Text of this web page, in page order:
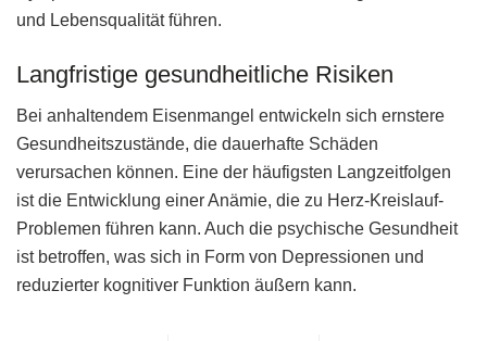
und Lebensqualität führen.
Langfristige gesundheitliche Risiken
Bei anhaltendem Eisenmangel entwickeln sich ernstere
Gesundheitszustände, die dauerhafte Schäden
verursachen können. Eine der häufigsten Langzeitfolgen
ist die Entwicklung einer Anämie, die zu Herz-Kreislauf-
Problemen führen kann. Auch die psychische Gesundheit
ist betroffen, was sich in Form von Depressionen und
reduzierter kognitiver Funktion äußern kann.